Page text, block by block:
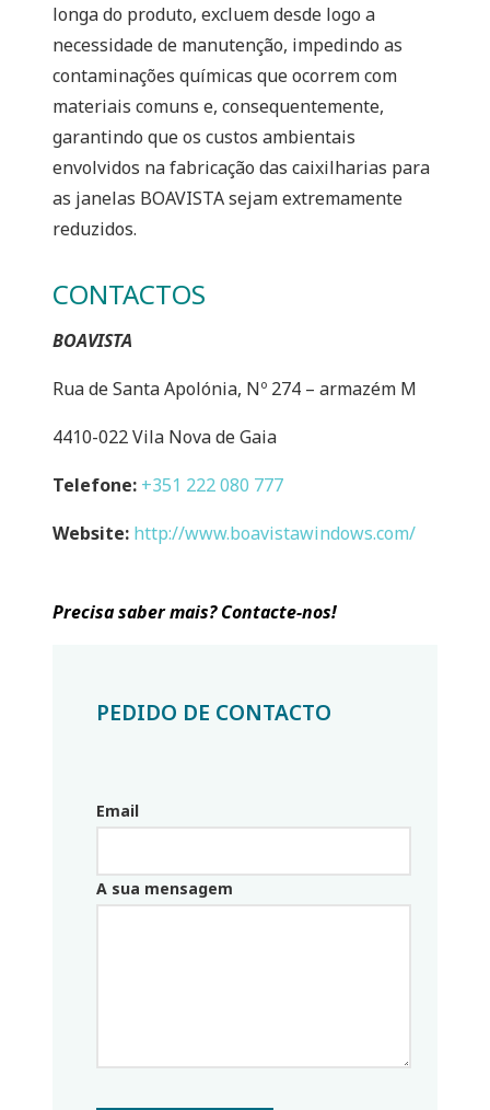
longa do produto, excluem desde logo a
necessidade de manutenção, impedindo as
contaminações químicas que ocorrem com
materiais comuns e, consequentemente,
garantindo que os custos ambientais
envolvidos na fabricação das caixilharias para
as janelas BOAVISTA sejam extremamente
reduzidos.
CONTACTOS
BOAVISTA
Rua de Santa Apolónia, Nº 274 – armazém M
4410-022 Vila Nova de Gaia
Telefone: +351 222 080 777
Website: http://www.boavistawindows.com/
Precisa saber mais? Contacte-nos!
PEDIDO DE CONTACTO
Email
Email_parceiro
A sua mensagem